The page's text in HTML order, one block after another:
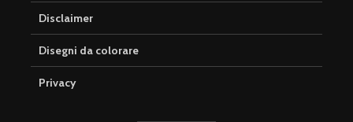
Disclaimer
Disegni da colorare
Privacy